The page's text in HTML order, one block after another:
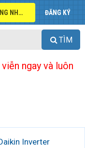
ĐĂNG NHẬP ĐĂNG KÝ
TÌM
ngay và luôn
Inverter